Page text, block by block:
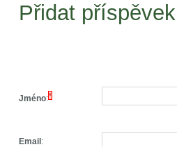
Přidat
Jméno:*
Email :